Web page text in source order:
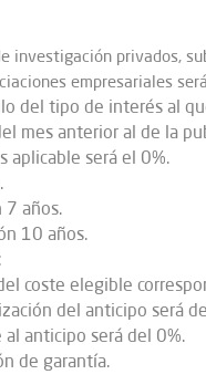
investigación privados,
empresariales
del tipo de interés al
mes anterior al de la
aplicable será el 0%.
7 años.
10 años.
coste elegible
del anticipo será
anticipo será del 0%.
de garantía.